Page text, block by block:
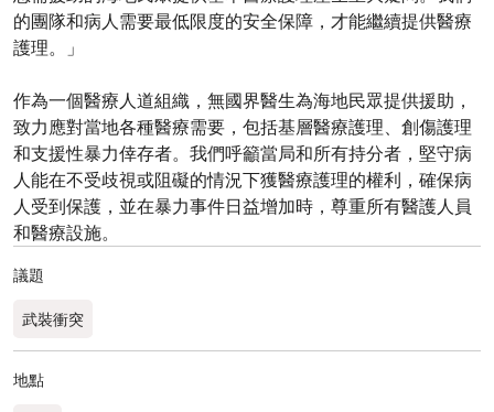
的團隊和病人需要最低限度的安全保障，才能繼續提供醫療
護理。」
作為一個醫療人道組織，無國界醫生為海地民眾提供援助，
致力應對當地各種醫療需要，包括基層醫療護理、創傷護理
和支援性暴力倖存者。我們呼籲當局和所有持分者，堅守病
人能在不受歧視或阻礙的情況下獲醫療護理的權利，確保病
人受到保護，並在暴力事件日益增加時，尊重所有醫護人員
和醫療設施。
議題
武裝衝突
地點